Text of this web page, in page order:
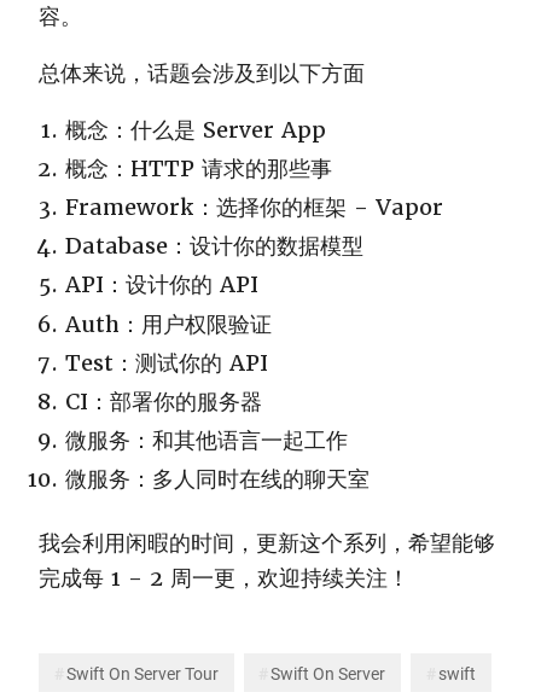
容。
总体来说，话题会涉及到以下方面
概念：什么是 Server App
概念：HTTP 请求的那些事
Framework：选择你的框架 - Vapor
Database：设计你的数据模型
API：设计你的 API
Auth：用户权限验证
Test：测试你的 API
CI：部署你的服务器
微服务：和其他语言一起工作
微服务：多人同时在线的聊天室
我会利用闲暇的时间，更新这个系列，希望能够
完成每 1 - 2 周一更，欢迎持续关注！
Swift On Server Tour Swift On Server swift